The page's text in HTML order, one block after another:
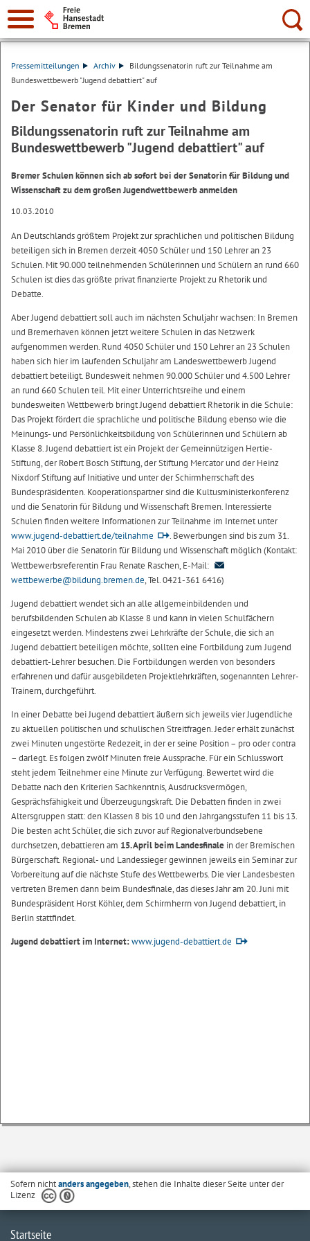
Suche:
Pressemitteilungen Archiv
Bildungssenatorin ruft zur Teilnahme am
Bundeswettbewerb "Jugend debattiert" auf
Der Senator für Kinder und Bildung
Bildungssenatorin ruft zur Teilnahme am
Bundeswettbewerb "Jugend debattiert" auf
Bremer Schulen können sich ab sofort bei der Senatorin für Bildung und
Wissenschaft zu dem großen Jugendwettbewerb anmelden
10.03.2010
An Deutschlands größtem Projekt zur sprachlichen und politischen Bildung
beteiligen sich in Bremen derzeit 4050 Schüler und 150 Lehrer an 23
Schulen. Mit 90.000 teilnehmenden Schülerinnen und Schülern an rund 660
Schulen ist dies das größte privat finanzierte Projekt zu Rhetorik und
Debatte.
Aber Jugend debattiert soll auch im nächsten Schuljahr wachsen: In Bremen
und Bremerhaven können jetzt weitere Schulen in das Netzwerk
aufgenommen werden. Rund 4050 Schüler und 150 Lehrer an 23 Schulen
haben sich hier im laufenden Schuljahr am Landeswettbewerb Jugend
debattiert beteiligt. Bundesweit nehmen 90.000 Schüler und 4.500 Lehrer
an rund 660 Schulen teil. Mit einer Unterrichtsreihe und einem
bundesweiten Wettbewerb bringt Jugend debattiert Rhetorik in die Schule:
Das Projekt fördert die sprachliche und politische Bildung ebenso wie die
Meinungs- und Persönlichkeitsbildung von Schülerinnen und Schülern ab
Klasse 8. Jugend debattiert ist ein Projekt der Gemeinnützigen Hertie-
Stiftung, der Robert Bosch Stiftung, der Stiftung Mercator und der Heinz
Nixdorf Stiftung auf Initiative und unter der Schirmherrschaft des
Bundespräsidenten. Kooperationspartner sind die Kultusministerkonferenz
und die Senatorin für Bildung und Wissenschaft Bremen. Interessierte
Schulen finden weitere Informationen zur Teilnahme im Internet unter
www.jugend-debattiert.de/teilnahme
. Bewerbungen sind bis zum 31.
Mai 2010 über die Senatorin für Bildung und Wissenschaft möglich (Kontakt:
Wettbewerbsreferentin Frau Renate Raschen, E-Mail:
wettbewerbe@bildung.bremen.de, Tel. 0421-361 6416)
Jugend debattiert wendet sich an alle allgemeinbildenden und
berufsbildenden Schulen ab Klasse 8 und kann in vielen Schulfächern
eingesetzt werden. Mindestens zwei Lehrkräfte der Schule, die sich an
Jugend debattiert beteiligen möchte, sollten eine Fortbildung zum Jugend
debattiert-Lehrer besuchen. Die Fortbildungen werden von besonders
erfahrenen und dafür ausgebildeten Projektlehrkräften, sogenannten Lehrer-
Trainern, durchgeführt.
In einer Debatte bei Jugend debattiert äußern sich jeweils vier Jugendliche
zu aktuellen politischen und schulischen Streitfragen. Jeder erhält zunächst
zwei Minuten ungestörte Redezeit, in der er seine Position – pro oder contra
– darlegt. Es folgen zwölf Minuten freie Aussprache. Für ein Schlusswort
steht jedem Teilnehmer eine Minute zur Verfügung. Bewertet wird die
Debatte nach den Kriterien Sachkenntnis, Ausdrucksvermögen,
Gesprächsfähigkeit und Überzeugungskraft. Die Debatten finden in zwei
Altersgruppen statt: den Klassen 8 bis 10 und den Jahrgangsstufen 11 bis 13.
Die besten acht Schüler, die sich zuvor auf Regionalverbundsebene
durchsetzen, debattieren am 15. April beim Landesfinale in der Bremischen
Bürgerschaft. Regional- und Landessieger gewinnen jeweils ein Seminar zur
Vorbereitung auf die nächste Stufe des Wettbewerbs. Die vier Landesbesten
vertreten Bremen dann beim Bundesfinale, das dieses Jahr am 20. Juni mit
Bundespräsident Horst Köhler, dem Schirmherrn von Jugend debattiert, in
Berlin stattfindet.
Jugend debattiert im Internet:www.jugend-debattiert.de
Sofern nichtanders angegeben, stehen die Inhalte dieser Seite unter der
Lizenz
Startseite